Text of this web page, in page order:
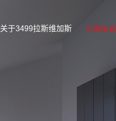
关于3499拉斯维加斯 新闻资讯